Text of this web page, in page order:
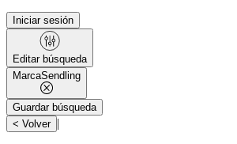
Iniciar sesión
Editar búsqueda
MarcaSendling
Guardar búsqueda
< Volver |